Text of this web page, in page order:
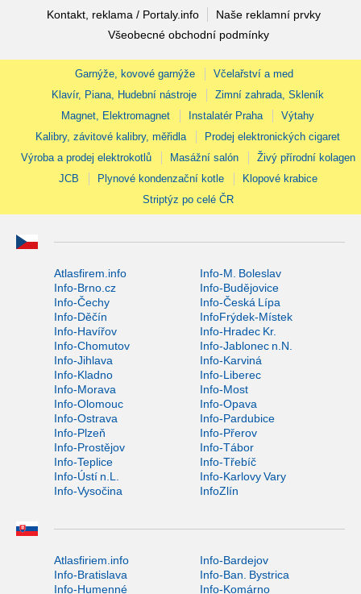
Kontakt, reklama / Portaly.info
Naše reklamní prvky
Všeobecné obchodní podmínky
Garnýže, kovové garnýže
Včelařství a med
Klavír, Piana, Hudební nástroje
Zimní zahrada, Skleník
Magnet, Elektromagnet
Instalatér Praha
Výtahy
Kalibry, závitové kalibry, měřidla
Prodej elektronických cigaret
Výroba a prodej elektrokotlů
Masážní salón
Živý přírodní kolagen
JCB
Plynové kondenzační kotle
Klopové krabice
Striptýz po celé ČR
Atlasfirem.info
Info-M. Boleslav
Info-Brno.cz
Info-Budějovice
Info-Čechy
Info-Česká Lípa
Info-Děčín
InfoFrýdek-Místek
Info-Havířov
Info-Hradec Kr.
Info-Chomutov
Info-Jablonec n.N.
Info-Jihlava
Info-Karviná
Info-Kladno
Info-Liberec
Info-Morava
Info-Most
Info-Olomouc
Info-Opava
Info-Ostrava
Info-Pardubice
Info-Plzeň
Info-Přerov
Info-Prostějov
Info-Tábor
Info-Teplice
Info-Třebíč
Info-Ústí n.L.
Info-Karlovy Vary
Info-Vysočina
InfoZlín
Atlasfiriem.info
Info-Bardejov
Info-Bratislava
Info-Ban. Bystrica
Info-Humenné
Info-Komárno